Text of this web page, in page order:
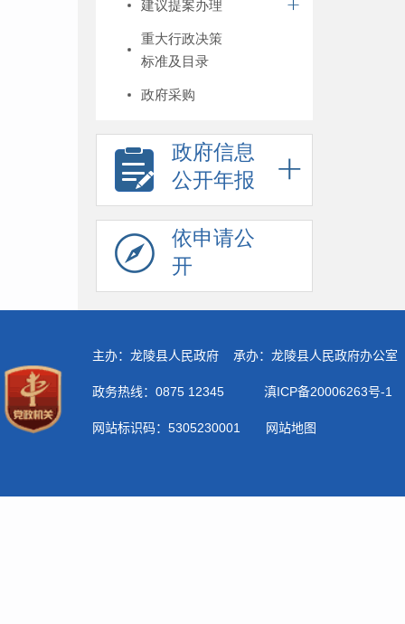
建议提案办理
重大行政决策
标准及目录
政府采购
政府信息
公开年报
依申请公
开